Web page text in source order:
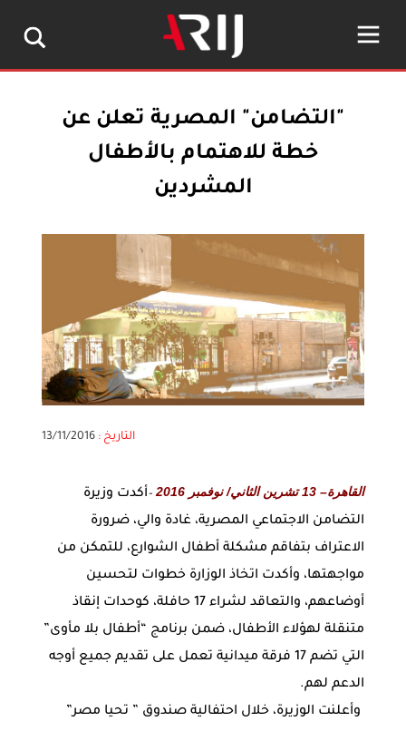
"التضامن" المصرية تعلن عن
خطة للاهتمام بالأطفال
المشردين
التاريخ :13/11/2016
القاهرة– 13 تشرين الثاني/ نوفمبر 2016 –أكدت وزيرة
التضامن الاجتماعي المصرية، غادة والي، ضرورة
الاعتراف بتفاقم مشكلة أطفال الشوارع، للتمكن من
مواجهتها، وأكدت اتخاذ الوزارة خطوات لتحسين
أوضاعهم، والتعاقد لشراء 17 حافلة، كوحدات إنقاذ
متنقلة لهؤلاء الأطفال، ضمن برنامج “أطفال بلا مأوى”
التي تضم 17 فرقة ميدانية تعمل على تقديم جميع أوجه
الدعم لهم.
وأعلنت الوزيرة، خلال احتفالية صندوق ” تحيا مصر”